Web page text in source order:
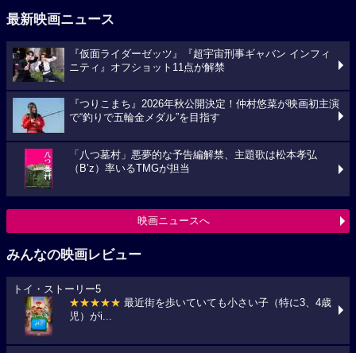
最新映画ニュース
『仮面ライダーゼッツ』『超宇宙刑事ギャバン インフィ
ニティ』オフショット11点が解禁
『つりこまち』2026年秋公開決定！仲村悠菜が映画初主演
で“釣りで五輪金メダル”を目指す
「八つ墓村」悪夢的な予告編解禁、主題歌は松本孝弘
（B’z）率いるTMGが担当
映画ニュースへ
みんなの映画レビュー
トイ・ストーリー5
★★★★★ 最近街を歩いていても小さい子（特に3、4歳
児）がi...